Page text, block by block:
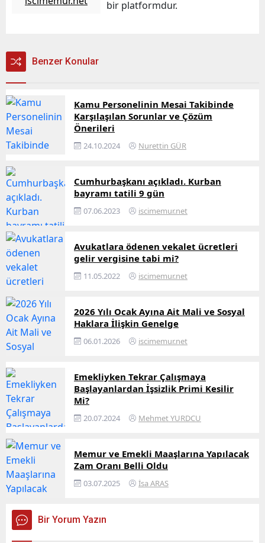
bir platformdur.
Benzer Konular
Kamu Personelinin Mesai Takibinde
Karşılaşılan Sorunlar ve Çözüm
Önerileri
24.10.2024 Nurettin GÜR
Cumhurbaşkanı açıkladı. Kurban
bayramı tatili 9 gün
07.06.2023 iscimemur.net
Avukatlara ödenen vekalet ücretleri
gelir vergisine tabi mi?
11.05.2022 iscimemur.net
2026 Yılı Ocak Ayına Ait Mali ve Sosyal
Haklara İlişkin Genelge
06.01.2026 iscimemur.net
Emekliyken Tekrar Çalışmaya
Başlayanlardan İşsizlik Primi Kesilir
Mi?
20.07.2024 Mehmet YURDCU
Memur ve Emekli Maaşlarına Yapılacak
Zam Oranı Belli Oldu
03.07.2025 İsa ARAS
Bir Yorum Yazın